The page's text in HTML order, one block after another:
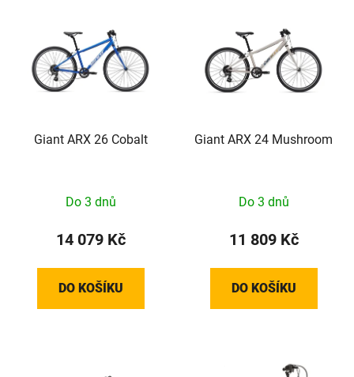
Giant ARX 26 Cobalt
Do 3 dnů
14 079 Kč
DO KOŠÍKU
Giant ARX 24 Mushroom
Do 3 dnů
11 809 Kč
DO KOŠÍKU